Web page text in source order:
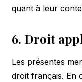
quant à leur
6. Droit
Les présentes
droit français. En